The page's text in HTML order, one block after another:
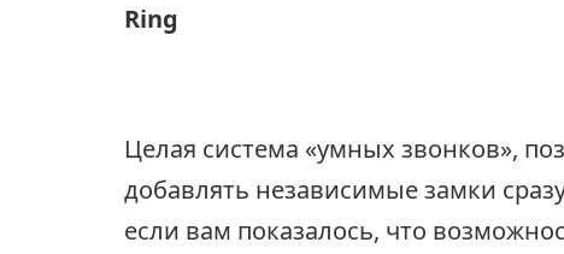
Ring
Целая система «умных звонков»,
добавлять независимые замки
если вам показалось, что